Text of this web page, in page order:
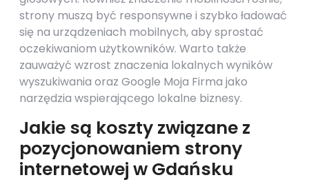
strony muszą być responsywne i szybko ładować
się na urządzeniach mobilnych, aby sprostać
oczekiwaniom użytkowników. Warto także
zauważyć wzrost znaczenia lokalnych wyników
wyszukiwania oraz Google Moja Firma jako
narzędzia wspierającego lokalne biznesy.
Jakie są koszty związane z
pozycjonowaniem strony
internetowej w Gdańsku